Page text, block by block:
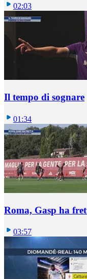
02:03
Il tempo di sognare
01:34
Roma, Gasp ha
03:57